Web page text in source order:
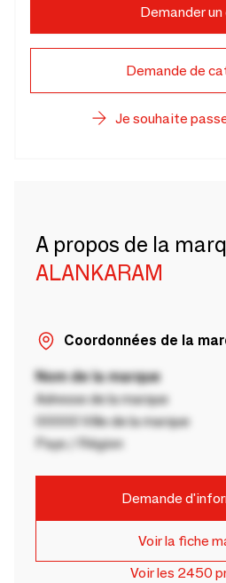
Demander un
Demande de
Je souhaite
A propos de la
ALANKARAM
Coordonnées de la
Nom de la marque
Adresse de la marque
00000 Ville de la marque
Pays / Région
Demande
Voir la fiche
Voir les 2450